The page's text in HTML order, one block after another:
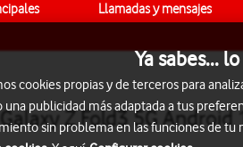
Llamadas y mensajes
Z Fold3 5G Android
Ya sabes...
cookies propias y de terceros para
publicidad más adaptada a tus
sin problema en las funciones de